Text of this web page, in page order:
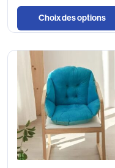
Choix des options